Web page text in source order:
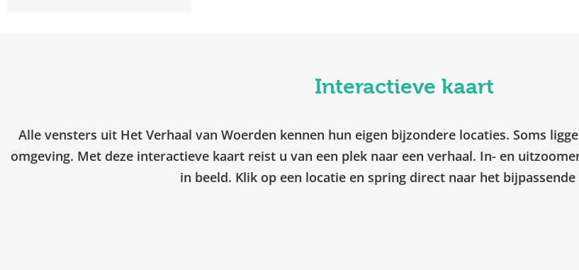
Interactieve kaart
Alle vensters uit Het Verhaal van Woerden kennen hun eigen bijzondere locaties. Soms
omgeving. Met deze interactieve kaart reist u van een plek naar een verhaal. In- en
in beeld. Klik op een locatie en spring direct naar het bijpassende